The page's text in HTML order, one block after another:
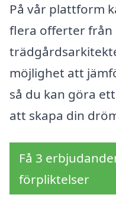
På vår plattform
flera offerter från
möjlighet att
så du kan göra
att skapa din
Få 3
förpliktelser